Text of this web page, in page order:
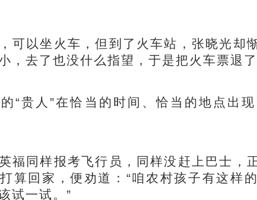
以坐火车，但到了火车站，张晓光却
，去了也没什么指望，于是把火车票退了
贵人”在恰当的时间、恰当的地点出现
同样报考飞行员，同样没赶上巴士，
算回家，便劝道：“咱农村孩子有这样
试一试。”